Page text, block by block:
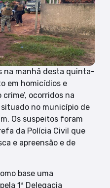
na manhã desta quinta-
em homicídios e
ocorridos na
no município de
Os suspeitos foram
da Polícia Civil que
e apreensão e de
base uma
1ª Delegacia